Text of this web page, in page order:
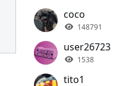
coco
148791
user26723
1538
tito1